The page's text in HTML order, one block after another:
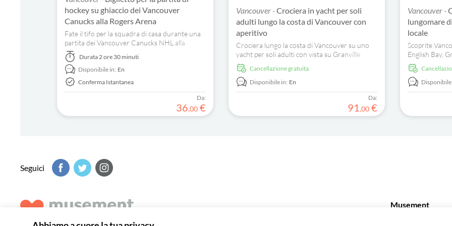
hockey su ghiaccio dei Vancouver
Canucks alla Rogers Arena
Fate il tifo per la squadra di casa durante una
partita dei Vancouver Canucks NHL alla
Rogers Arena e vivete la partita come un vero
abitante di Vancouver indossando i colori della
squadra.
Durata 2 ore 30 minuti
Disponibile in: En
Conferma Istantanea
Da:
36,00 €
Vancouver -Crociera in yacht per soli
adulti lungo la costa di Vancouver con
aperitivo
Crociera lungo la costa di Vancouver su uno
yacht per soli adulti con vista su Granville
Island e Stanley Park, drink in omaggio e
ambiente per piccoli gruppi.
Cancellazione gratuita
Disponibile in: En
Da:
91,00 €
Vancouver -
lungomare
locale
Scoprite
English Bay,
una crociera
massimo di
Disponibile
Seguici
Musement